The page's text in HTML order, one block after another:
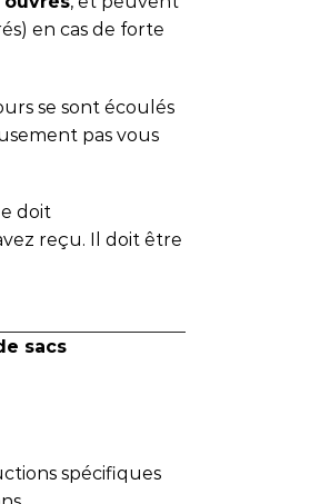
en cas de forte
se sont écoulés
pas vous
doit
reçu. Il doit être
sacs
spécifiques